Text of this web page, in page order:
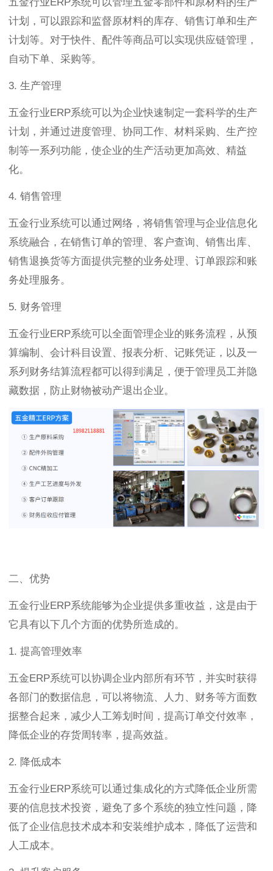
计划，可以跟踪和监督原材料的库存、销售订单和生产
计划等。对于快件、配件等商品可以实现供应链管理，
自动下单、采购等。
3. 生产管理
五金行业ERP系统可以为企业快速制定一套科学的生产
计划，并通过进度管理、协同工作、材料采购、生产控
制等一系列功能，使企业的生产活动更加高效、精益
化。
4. 销售管理
五金行业系统可以通过网络，将销售管理与企业信息化
系统融合，在销售订单的管理、客户查询、销售出库、
销售退换货等方面提供完整的业务处理、订单跟踪和账
务处理服务。
5. 财务管理
五金行业ERP系统可以全面管理企业的账务流程，从预
算编制、会计科目设置、报表分析、记账凭证，以及一
系列财务结算流程都可以得到满足，便于管理员工并隐
藏数据，防止财物被动产退出企业。
二、优势
五金行业ERP系统能够为企业提供多重收益，这是由于
它具有以下几个方面的优势所造成的。
1. 提高管理效率
五金ERP系统可以协调企业内部所有环节，并实时获得
各部门的数据信息，可以将物流、人力、财务等方面数
据整合起来，减少人工筹划时间，提高订单交付效率，
降低企业的存货周转率，提高效益。
2. 降低成本
五金行业ERP系统可以通过集成化的方式降低企业所需
要的信息技术投资，避免了多个系统的独立性问题，降
低了企业信息技术成本和安装维护成本，降低了运营和
人工成本。